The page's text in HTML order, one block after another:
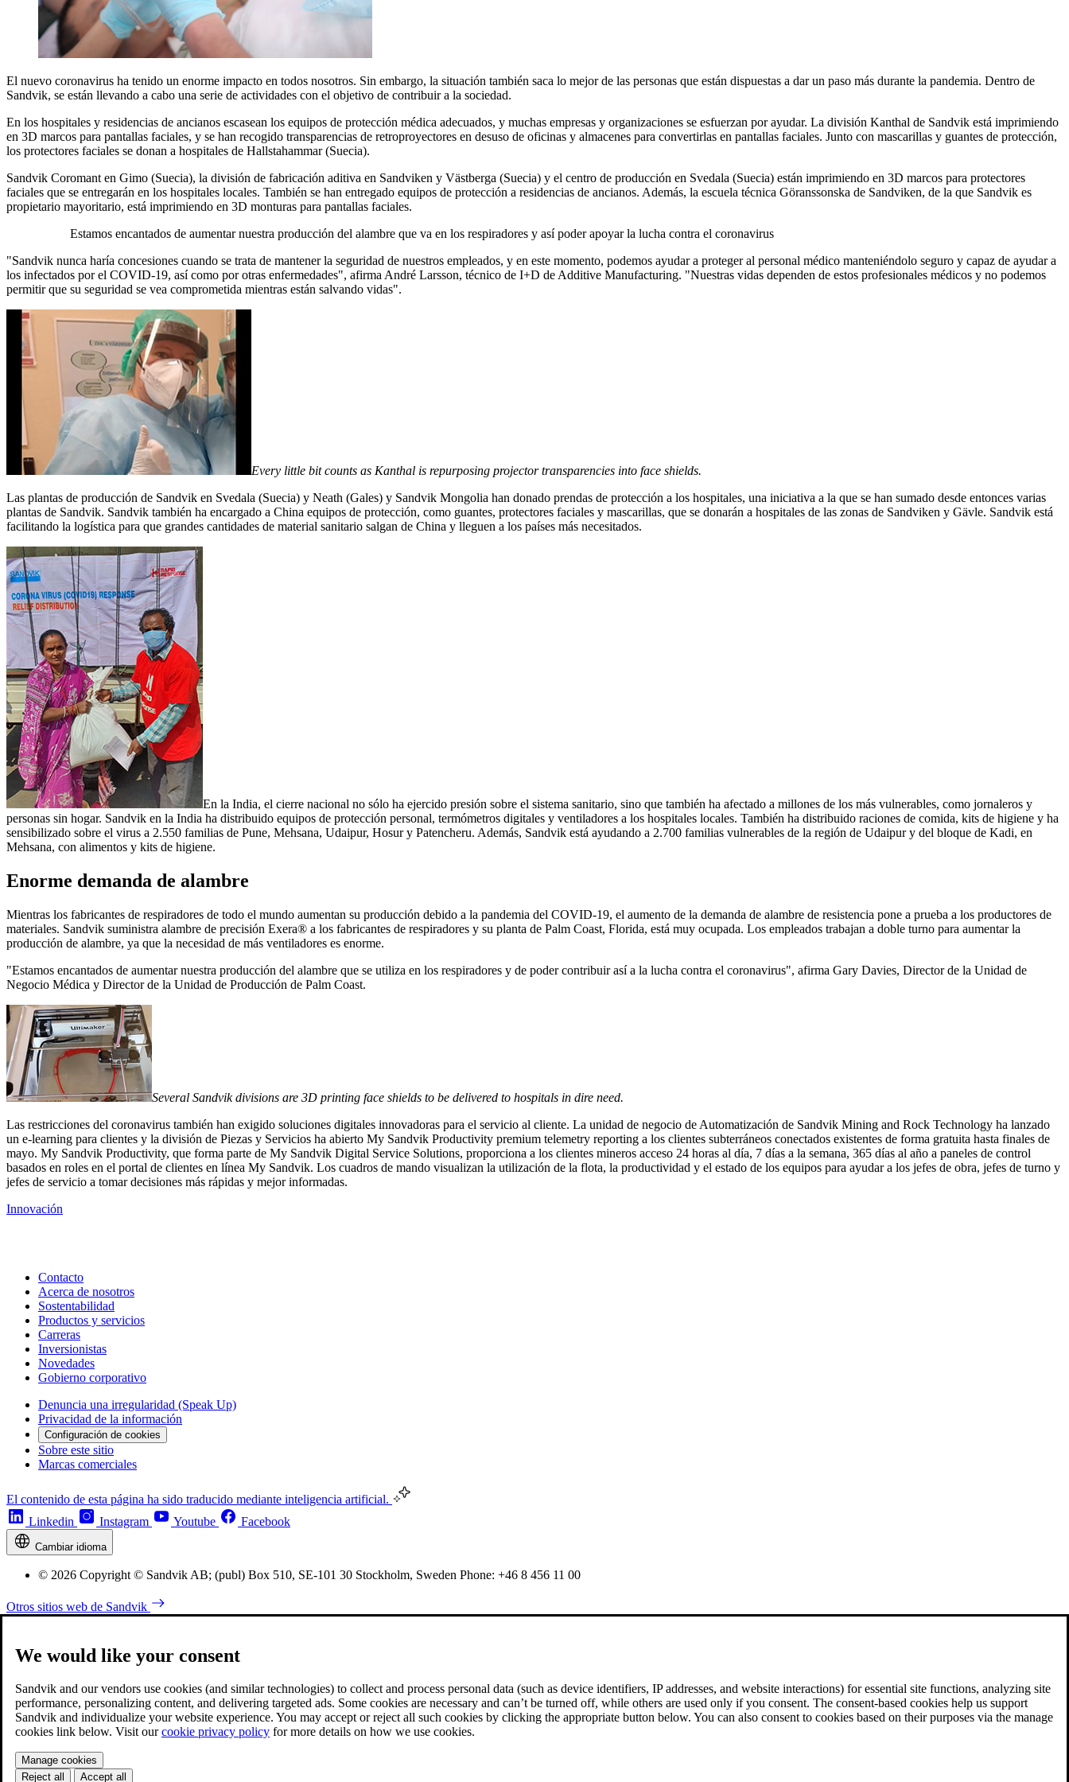
El nuevo coronavirus ha tenido un enorme impacto en todos nosotros. Sin embargo, la situación también saca lo mejor de las personas que están dispuestas a dar un paso más durante la pandemia. Dentro de
Sandvik, se están llevando a cabo una serie de actividades con el objetivo de contribuir a la sociedad.
En los hospitales y residencias de ancianos escasean los equipos de protección médica adecuados, y muchas empresas y organizaciones se esfuerzan por ayudar. La división Kanthal de Sandvik está imprimiendo
en 3D marcos para pantallas faciales, y se han recogido transparencias de retroproyectores en desuso de oficinas y almacenes para convertirlas en pantallas faciales. Junto con mascarillas y guantes de protección,
los protectores faciales se donan a hospitales de Hallstahammar (Suecia).
Sandvik Coromant en Gimo (Suecia), la división de fabricación aditiva en Sandviken y Västberga (Suecia) y el centro de producción en Svedala (Suecia) están imprimiendo en 3D marcos para protectores
faciales que se entregarán en los hospitales locales. También se han entregado equipos de protección a residencias de ancianos. Además, la escuela técnica Göranssonska de Sandviken, de la que Sandvik es
propietario mayoritario, está imprimiendo en 3D monturas para pantallas faciales.
Estamos encantados de aumentar nuestra producción del alambre que va en los respiradores y así poder apoyar la lucha contra el coronavirus
"Sandvik nunca haría concesiones cuando se trata de mantener la seguridad de nuestros empleados, y en este momento, podemos ayudar a proteger al personal médico manteniéndolo seguro y capaz de ayudar a
los infectados por el COVID-19, así como por otras enfermedades", afirma André Larsson, técnico de I+D de Additive Manufacturing. "Nuestras vidas dependen de estos profesionales médicos y no podemos
permitir que su seguridad se vea comprometida mientras están salvando vidas".
Every little bit counts as Kanthal is repurposing projector transparencies into face shields.
Las plantas de producción de Sandvik en Svedala (Suecia) y Neath (Gales) y Sandvik Mongolia han donado prendas de protección a los hospitales, una iniciativa a la que se han sumado desde entonces varias
plantas de Sandvik. Sandvik también ha encargado a China equipos de protección, como guantes, protectores faciales y mascarillas, que se donarán a hospitales de las zonas de Sandviken y Gävle. Sandvik está
facilitando la logística para que grandes cantidades de material sanitario salgan de China y lleguen a los países más necesitados.
En la India, el cierre nacional no sólo ha ejercido presión sobre el sistema sanitario, sino que también ha afectado a millones de los más vulnerables, como jornaleros y
personas sin hogar. Sandvik en la India ha distribuido equipos de protección personal, termómetros digitales y ventiladores a los hospitales locales. También ha distribuido raciones de comida, kits de higiene y ha
sensibilizado sobre el virus a 2.550 familias de Pune, Mehsana, Udaipur, Hosur y Patencheru. Además, Sandvik está ayudando a 2.700 familias vulnerables de la región de Udaipur y del bloque de Kadi, en
Mehsana, con alimentos y kits de higiene.
Enorme demanda de alambre
Mientras los fabricantes de respiradores de todo el mundo aumentan su producción debido a la pandemia del COVID-19, el aumento de la demanda de alambre de resistencia pone a prueba a los productores de
materiales. Sandvik suministra alambre de precisión Exera® a los fabricantes de respiradores y su planta de Palm Coast, Florida, está muy ocupada. Los empleados trabajan a doble turno para aumentar la
producción de alambre, ya que la necesidad de más ventiladores es enorme.
"Estamos encantados de aumentar nuestra producción del alambre que se utiliza en los respiradores y de poder contribuir así a la lucha contra el coronavirus", afirma Gary Davies, Director de la Unidad de
Negocio Médica y Director de la Unidad de Producción de Palm Coast.
Several Sandvik divisions are 3D printing face shields to be delivered to hospitals in dire need.
Las restricciones del coronavirus también han exigido soluciones digitales innovadoras para el servicio al cliente. La unidad de negocio de Automatización de Sandvik Mining and Rock Technology ha lanzado
un e-learning para clientes y la división de Piezas y Servicios ha abierto My Sandvik Productivity premium telemetry reporting a los clientes subterráneos conectados existentes de forma gratuita hasta finales de
mayo. My Sandvik Productivity, que forma parte de My Sandvik Digital Service Solutions, proporciona a los clientes mineros acceso 24 horas al día, 7 días a la semana, 365 días al año a paneles de control
basados en roles en el portal de clientes en línea My Sandvik. Los cuadros de mando visualizan la utilización de la flota, la productividad y el estado de los equipos para ayudar a los jefes de obra, jefes de turno y
jefes de servicio a tomar decisiones más rápidas y mejor informadas.
Innovación
Contacto
Acerca de nosotros
Sostentabilidad
Productos y servicios
Carreras
Inversionistas
Novedades
Gobierno corporativo
Denuncia una irregularidad (Speak Up)
Privacidad de la información
Configuración de cookies
Sobre este sitio
Marcas comerciales
El contenido de esta página ha sido traducido mediante inteligencia artificial.
Linkedin
Instagram Youtube Facebook
Cambiar idioma
© 2026 Copyright © Sandvik AB; (publ) Box 510, SE-101 30 Stockholm, Sweden Phone: +46 8 456 11 00
Otros sitios web de Sandvik
We would like your consent
Sandvik and our vendors use cookies (and similar technologies) to collect and process personal data (such as device identifiers, IP addresses, and website interactions) for essential site functions, analyzing site
performance, personalizing content, and delivering targeted ads. Some cookies are necessary and can’t be turned off, while others are used only if you consent. The consent-based cookies help us support
Sandvik and individualize your website experience. You may accept or reject all such cookies by clicking the appropriate button below. You can also consent to cookies based on their purposes via the manage
cookies link below. Visit ourcookie privacy policy for more details on how we use cookies.
Manage cookies
Reject all
Accept all